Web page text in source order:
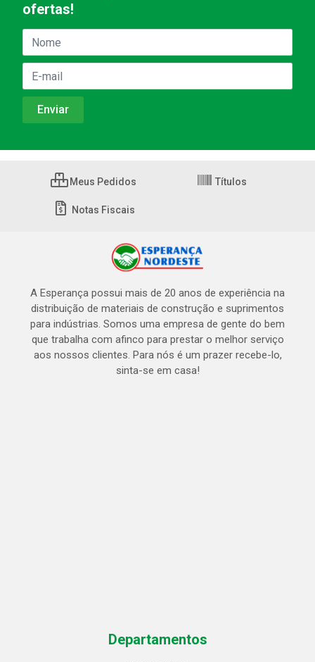
ofertas!
Meus Pedidos Títulos
Notas Fiscais
A Esperança possui mais de 20 anos de experiência na
distribuição de materiais de construção e suprimentos
para indústrias. Somos uma empresa de gente do bem
que trabalha com afinco para prestar o melhor serviço
aos nossos clientes. Para nós é um prazer recebe-lo,
sinta-se em casa!
Departamentos